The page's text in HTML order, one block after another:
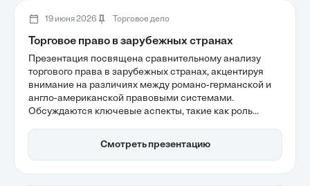
19 июня 2026 Торговое дело
Торговое право в зарубежных странах
Презентация посвящена сравнительному анализу
торгового права в зарубежных странах, акцентируя
внимание на различиях между романо-германской и
англо-американской правовыми системами.
Обсуждаются ключевые аспекты, такие как роль
международного бизнеса, а также влияние этих
систем на структуру контрактов и разрешение споров.
Смотреть презентацию